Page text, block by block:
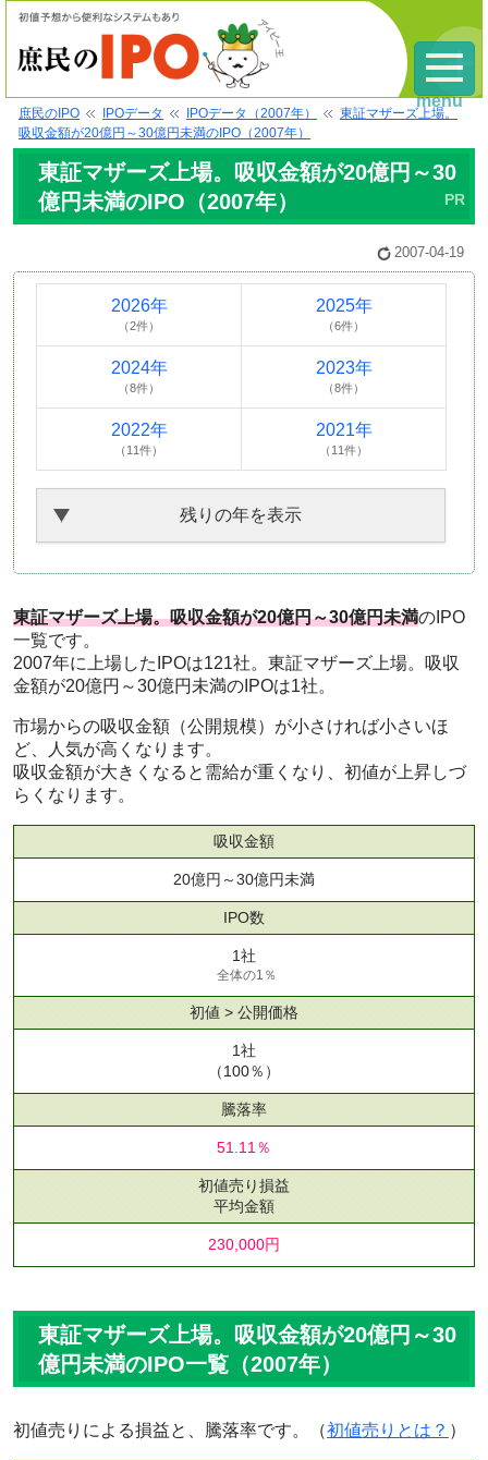
庶民のIPO IPOデータ IPOデータ（2007年）
東証マザーズ上場。
吸収金額が20億円～30億円未満のIPO（2007年）
東証マザーズ上場。吸収金額が20億円～30
億円未満のIPO（2007年）
2007-04-19
2026年
（2件）
2025年
（6件）
2024年
（8件）
2023年
（8件）
2022年
（11件）
2021年
（11件）
残りの年を表示
東証マザーズ上場。吸収金額が20億円～30億円未満のIPO
一覧です。
2007年に上場したIPOは121社。東証マザーズ上場。吸収
金額が20億円～30億円未満のIPOは1社。
市場からの吸収金額（公開規模）が小さければ小さいほ
ど、人気が高くなります。
吸収金額が大きくなると需給が重くなり、初値が上昇しづ
らくなります。
吸収金額
20億円～30億円未満
IPO数
1社
全体の1％
初値 > 公開価格
1社
（100％）
騰落率
51.11％
初値売り損益
平均金額
230,000円
東証マザーズ上場。吸収金額が20億円～30
億円未満のIPO一覧（2007年）
初値売りによる損益と、騰落率です。（初値売りとは？ ）
menu